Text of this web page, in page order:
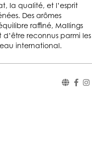
la qualité, et l’esprit
Des arômes
raffiné, Mallings
reconnus parmi les
international.